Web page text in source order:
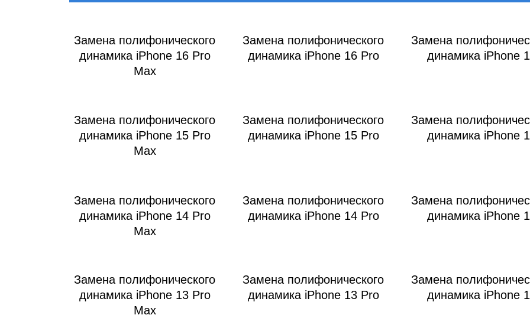
Замена полифонического
динамика iPhone 16 Pro
Max
Замена полифонического
динамика iPhone 16 Pro
Замена
динамика iPhone
Замена полифонического
динамика iPhone 15 Pro
Max
Замена полифонического
динамика iPhone 15 Pro
Замена
динамика iPhone
Замена полифонического
динамика iPhone 14 Pro
Max
Замена полифонического
динамика iPhone 14 Pro
Замена
динамика iPhone
Замена полифонического
динамика iPhone 13 Pro
Max
Замена полифонического
динамика iPhone 13 Pro
Замена
динамика iPhone